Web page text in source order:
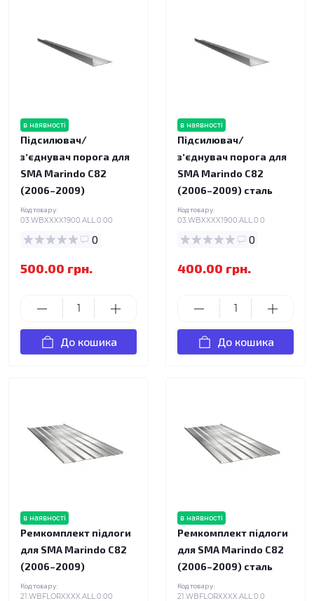
в наявності
Підсилювач/
зʼєднувач порога для
SMA Marindo C82
(2006–2009)
Код товару:
03.WBXXXX1900.ALL.0.00
0
500.00 грн.
До кошика
в наявності
Підсилювач/
зʼєднувач порога для
SMA Marindo C82
(2006–2009) сталь
Код товару:
03.WBXXXX1900.ALL.0.0
0
400.00 грн.
До кошика
в наявності
Ремкомплект підлоги
для SMA Marindo C82
(2006–2009)
Код товару:
21.WBFLORXXXX.ALL.0.00
в наявності
Ремкомплект підлоги
для SMA Marindo C82
(2006–2009) сталь
Код товару:
21.WBFLORXXXX.ALL.0.0